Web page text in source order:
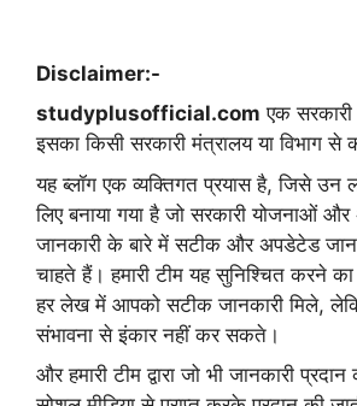
Disclaimer:-
studyplusofficial.com एक
इसका किसी सरकारी मंत्रालय या विभाग से
यह ब्लॉग एक व्यक्तिगत प्रयास है, जिसे उन
लिए बनाया गया है जो सरकारी योजनाओं और
जानकारी के बारे में सटीक और अपडेटेड
चाहते हैं। हमारी टीम यह सुनिश्चित करने
हर लेख में आपको सटीक जानकारी मिले,
संभावना से इंकार नहीं कर सकते।
और हमारी टीम द्वारा जो भी जानकारी